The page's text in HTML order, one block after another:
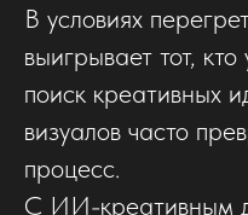
В условиях
выигрывает тот,
поиск креативных
визуалов часто
процесс.
С ИИ-креативным